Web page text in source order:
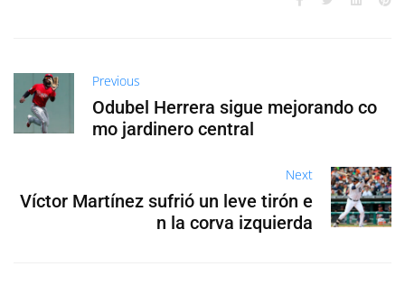
Previous
Odubel Herrera sigue mejorando co
mo jardinero central
Next
Víctor Martínez sufrió un leve tirón e
n la corva izquierda